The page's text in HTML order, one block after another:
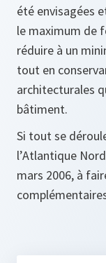
été envisagées
le maximum de
réduire à un
tout en
architecturales
bâtiment.
Si tout se
l’Atlantique
mars 2006, à